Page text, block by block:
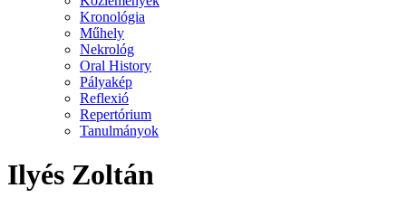
Kronológia
Műhely
Nekrológ
Oral History
Pályakép
Reflexió
Repertórium
Tanulmányok
Ilyés Zoltán